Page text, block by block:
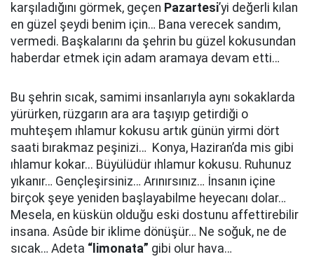
karşıladığını görmek, geçen Pazartesi’yi değerli kılan
en güzel şeydi benim için… Bana verecek sandım,
vermedi. Başkalarını da şehrin bu güzel kokusundan
haberdar etmek için adam aramaya devam etti…
Bu şehrin sıcak, samimi insanlarıyla aynı sokaklarda
yürürken, rüzgarın ara ara taşıyıp getirdiği o
muhteşem ıhlamur kokusu artık günün yirmi dört
saati bırakmaz peşinizi… Konya, Haziran’da mis gibi
ıhlamur kokar... Büyülüdür ıhlamur kokusu. Ruhunuz
yıkanır… Gençleşirsiniz… Arınırsınız… İnsanın içine
birçok şeye yeniden başlayabilme heyecanı dolar…
Mesela, en küskün olduğu eski dostunu affettirebilir
insana. Asûde bir iklime dönüşür… Ne soğuk, ne de
sıcak… Adeta “limonata” gibi olur hava…